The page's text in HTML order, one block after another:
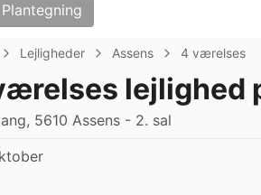
Plantegning
Lejligheder Assens 4 værelses
lejlighed
5610 Assens - 2. sal